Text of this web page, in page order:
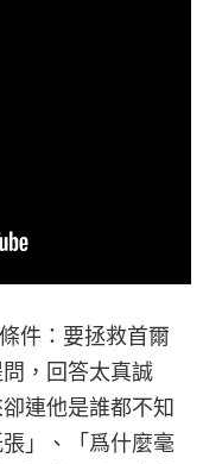
件：要拯救首爾
，回答太真誠
連他是誰都不知
」、「爲什麼毫